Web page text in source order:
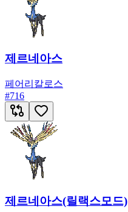
제르네아스
페어리 칼로스
#716
제르네아스(릴랙스모드)